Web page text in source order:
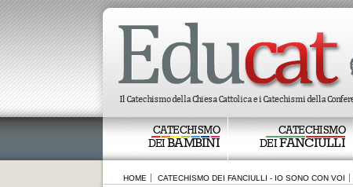
CATECHISMO
DEIBAMBINI
CATECHISMO
DEIFANCIULLI
HOME CATECHISMO DEI FANCIULLI - IO SONO CON VOI